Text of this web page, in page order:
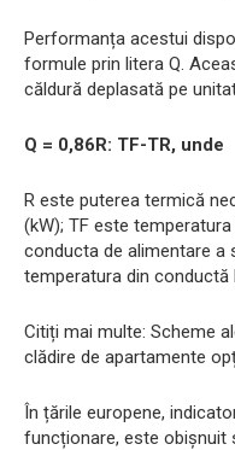
Performanța acestui
formule prin litera Q.
căldură deplasată pe
Q = 0,86R: TF-TR, unde
R este puterea termică
(kW); TF este
conducta de alimentare a
temperatura din conductă
Citiți mai multe: Scheme
clădire de apartamente
În țările europene,
funcționare, este obișnuit